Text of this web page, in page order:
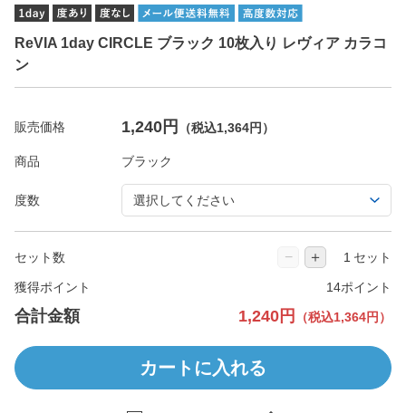
ReVIA 1day CIRCLE ブラック 10枚入り レヴィア カラコ
ン
販売価格 1,240円 （税込1,364円）
商品
度数
セット数 − ＋ セット
獲得ポイント 14ポイント
合計金額 1,240円 （税込1,364円）
カートに入れる